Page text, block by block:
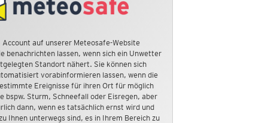
Account auf unserer Meteosafe-Website
benachrichten lassen, wenn sich ein Unwetter
Standort nähert. Sie können sich
vorabinformieren lassen, wenn die
Ereignisse für ihren Ort für möglich
bspw. Sturm, Schneefall oder Eisregen, aber
dann, wenn es tatsächlich ernst wird und
Ihnen unterwegs sind, es in Ihrem Bereich zu